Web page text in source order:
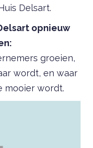
Delsart.
opnieuw
groeien,
wordt, en waar
mooier wordt.